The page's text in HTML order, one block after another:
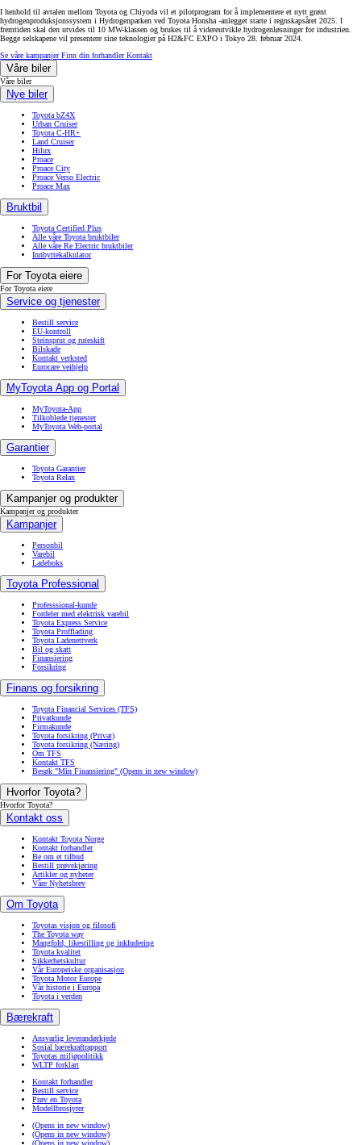
I henhold til avtalen mellom Toyota og Chiyoda vil et pilotprogram for å implementere et nytt grønt
hydrogenproduksjonssystem i Hydrogenparken ved Toyota Honsha -anlegget starte i regnskapsåret 2025. I
fremtiden skal den utvides til 10 MW-klassen og brukes til å videreutvikle hydrogenløsninger for industrien.
Begge selskapene vil presentere sine teknologier på H2&FC EXPO i Tokyo 28. februar 2024.
Se våre kampanjerFinn din forhandlerKontakt
Våre biler
Våre biler
Nye biler
Toyota bZ4X
Urban Cruiser
Toyota C-HR+
Land Cruiser
Hilux
Proace
Proace City
Proace Verso Electric
Proace Max
Bruktbil
Toyota Certified Plus
Alle våre Toyota bruktbiler
Alle våre Re Electric bruktbiler
Innbyttekalkulator
For Toyota eiere
For Toyota eiere
Service og tjenester
Bestill service
EU-kontroll
Steinsprut og ruteskift
Bilskade
Kontakt verksted
Eurocare veihjelp
MyToyota App og Portal
MyToyota-App
Tilkoblede tjenester
MyToyota Web-portal
Garantier
Toyota Garantier
Toyota Relax
Kampanjer og produkter
Kampanjer og produkter
Kampanjer
Personbil
Varebil
Ladeboks
Toyota Professional
Professsional-kunde
Fordeler med elektrisk varebil
Toyota Express Service
Toyota Profflading
Toyota Ladenettverk
Bil og skatt
Finansiering
Forsikring
Finans og forsikring
Toyota Financial Services (TFS)
Privatkunde
Firmakunde
Toyota forsikring (Privat)
Toyota forsikring (Næring)
Om TFS
Kontakt TFS
Besøk "Min Finansiering" (Opens in new window)
Hvorfor Toyota?
Hvorfor Toyota?
Kontakt oss
Kontakt Toyota Norge
Kontakt forhandler
Be om et tilbud
Bestill prøvekjøring
Artikler og nyheter
Våre Nyhetsbrev
Om Toyota
Toyotas visjon og filosofi
The Toyota way
Mangfold, likestilling og inkludering
Toyota kvalitet
Sikkerhetskultur
Vår Europeiske organisasjon
Toyota Motor Europe
Vår historie i Europa
Toyota i verden
Bærekraft
Ansvarlig leverandørkjede
Sosial bærekraftrapport
Toyotas miljøpolitikk
WLTP forklart
Kontakt forhandler
Bestill service
Prøv en Toyota
Modellbrosjyrer
(Opens in new window)
(Opens in new window)
(Opens in new window)